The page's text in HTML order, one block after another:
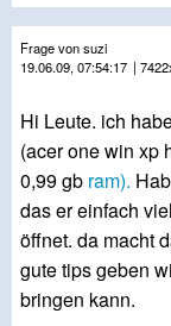
Frage von suzi
19.06.09, 07:54:17 |
Hi Leute. ich
(acer one win xp
0,99 gb ram).
das er einfach
öffnet. da macht
gute tips geben
bringen kann.